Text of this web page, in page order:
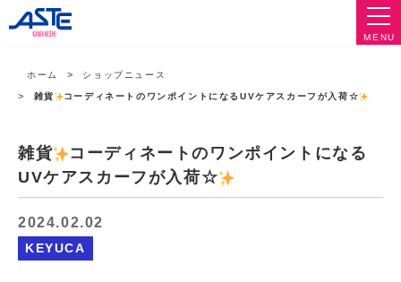
MENU
ホーム ショップニュース
雑貨 コーディネートのワンポイントになるUVケアスカーフが入荷☆
雑貨
コーディネートのワンポイントになる
UVケアスカーフが入荷☆
2024.02.02
KEYUCA